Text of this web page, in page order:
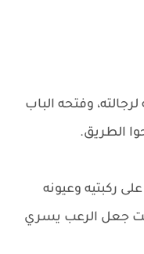
وفتحه الباب
الطريق.
ركبتيه وعيونه
جعل الرعب يسري